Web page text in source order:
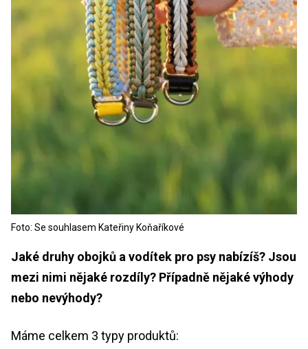
Foto: Se souhlasem Kateřiny Koňaříkové
Jaké druhy obojků a vodítek pro psy nabízíš? Jsou
mezi nimi nějaké rozdíly? Případně nějaké výhody
nebo nevýhody?
Máme celkem 3 typy produktů: